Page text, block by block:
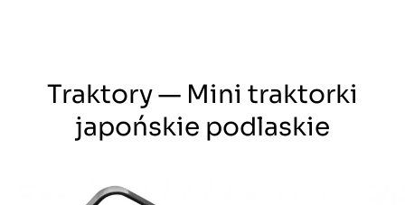
Traktory — Mini traktorki
japońskie podlaskie